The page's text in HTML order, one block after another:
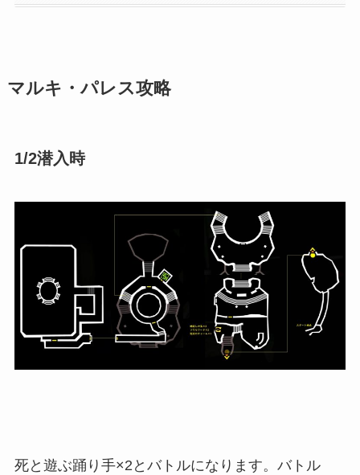
マルキ・パレス攻略
1/2潜入時
死と遊ぶ踊り手×2とバトルになります。バトル